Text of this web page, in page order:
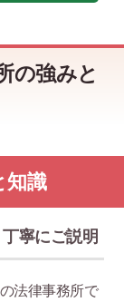
の強みと
知識
寧にご説明
法律事務所で